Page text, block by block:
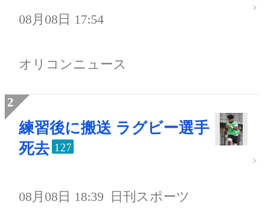
08月08日 17:54
オリコンニュース
練習後に搬送 ラグビー選手
死去 127
08月08日 18:39 日刊スポーツ